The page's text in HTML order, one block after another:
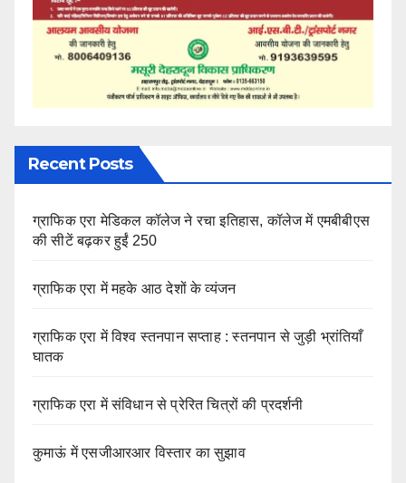
Recent Posts
ग्राफिक एरा मेडिकल कॉलेज ने रचा इतिहास, कॉलेज में एमबीबीएस
की सीटें बढ़कर हुईं 250
ग्राफिक एरा में महके आठ देशों के व्यंजन
ग्राफिक एरा में विश्व स्तनपान सप्ताह : स्तनपान से जुड़ी भ्रांतियाँ
घातक
ग्राफिक एरा में संविधान से प्रेरित चित्रों की प्रदर्शनी
कुमाऊं में एसजीआरआर विस्तार का सुझाव